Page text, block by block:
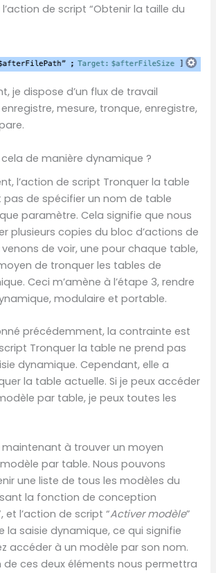
de script “Obtenir la taille du
je dispose d’un flux de travail
mesure, tronque, enregistre,
de manière dynamique ?
l’action de script Tronquer la table
pas de spécifier un nom de table
paramètre. Cela signifie que nous
plusieurs copies du bloc d’actions de
de voir, une pour chaque table,
de tronquer les tables de
Ceci m’amène à l’étape 3, rendre
modulaire et portable.
précédemment, la contrainte est
Tronquer la table ne prend pas
dynamique. Cependant, elle a
la table actuelle. Si je peux accéder
par table, je peux toutes les
maintenant à trouver un moyen
par table. Nous pouvons
une liste de tous les modèles du
la fonction de conception
et l’action de script “Activer modèle”
la saisie dynamique, ce qui signifie
accéder à un modèle par son nom.
de ces deux éléments nous permettra